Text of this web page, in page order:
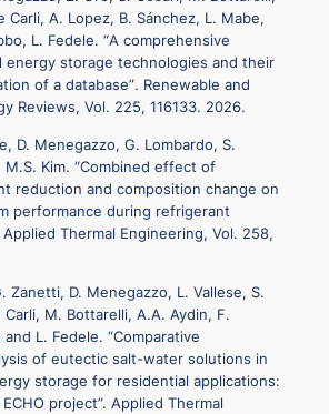
Carli, A. Lopez, B. Sánchez, L. Mabe,
L. Fedele. “A comprehensive
energy storage technologies and their
of a database”. Renewable and
Reviews, Vol. 225, 116133. 2026.
D. Menegazzo, G. Lombardo, S.
Kim. “Combined effect of
reduction and composition change on
performance during refrigerant
Applied Thermal Engineering, Vol. 258,
Zanetti, D. Menegazzo, L. Vallese, S.
M. Bottarelli, A.A. Aydin, F.
L. Fedele. “Comparative
of eutectic salt-water solutions in
storage for residential applications:
project”. Applied Thermal